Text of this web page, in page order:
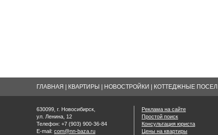
ГЛАВНАЯ КВАРТИРЫ НОВОСТРОЙКИ КОТТЕДЖНЫЕ
630099, г. Новосибирск,
ул. Ленина, 12
Телефон: +7 (903) 900-36-84
E-mail: com@nn-baza.ru
Реклама на сайте
Простой поиск
Консультация юриста
Цены на квартиры